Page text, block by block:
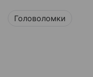
Головоломки